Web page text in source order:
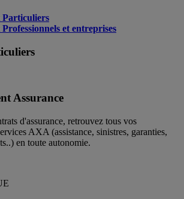
Particuliers
et entreprises
Assurance
d'assurance, retrouvez tous vos
AXA (assistance, sinistres, garanties,
en toute autonomie.